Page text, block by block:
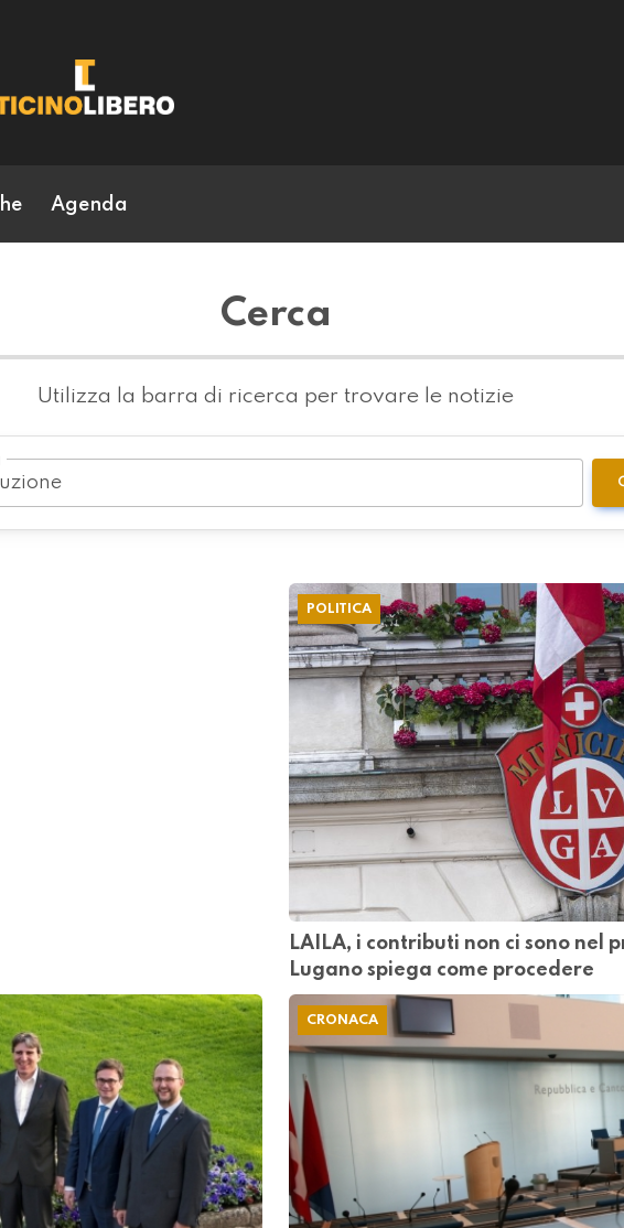
Agenda
Cerca
Utilizza la barra di ricerca per trovare le notizie
POLITICA
LAILA, i contributi non ci sono nel
Lugano spiega come procedere
CRONACA